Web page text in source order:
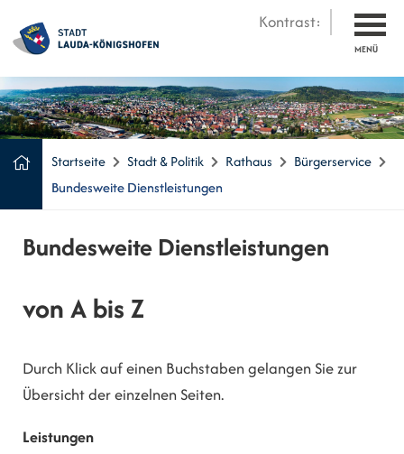
Kontrast:
MENÜ
Startseite Stadt & Politik Rathaus
Bürgerservice
Bundesweite Dienstleistungen
Bundesweite Dienstleistungen
von A bis Z
Durch Klick auf einen Buchstaben gelangen Sie zur
Übersicht der einzelnen Seiten.
Leistungen